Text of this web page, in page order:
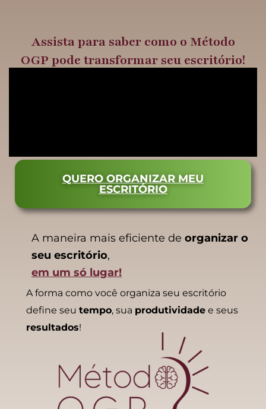
conteúdo
A maneira mais eficiente de organizar o
seu escritório,
em um só lugar!
A forma como você organiza seu escritório
define seu tempo, sua produtividade e seus
resultados!
Assista para saber como o Método
OGP pode transformar seu escritório!
QUERO ORGANIZAR MEU
ESCRITÓRIO